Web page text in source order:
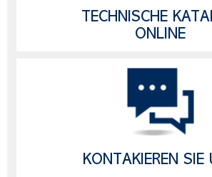
TECHNISCHE
ONLINE
KONTAKIEREN SIE